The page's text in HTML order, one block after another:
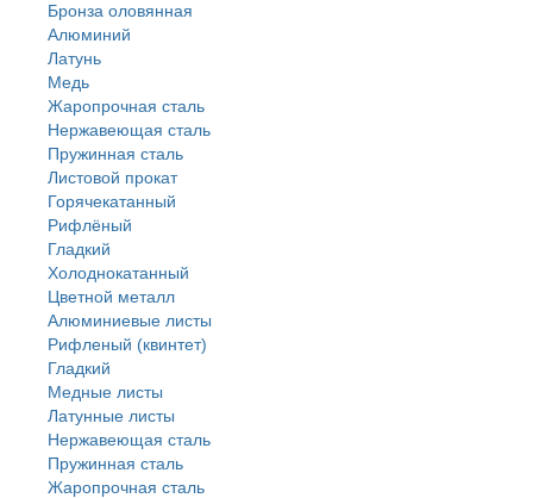
Бронза оловянная
Алюминий
Латунь
Медь
Жаропрочная сталь
Нержавеющая сталь
Пружинная сталь
Листовой прокат
Горячекатанный
Рифлёный
Гладкий
Холоднокатанный
Цветной металл
Алюминиевые листы
Рифленый (квинтет)
Гладкий
Медные листы
Латунные листы
Нержавеющая сталь
Пружинная сталь
Жаропрочная сталь